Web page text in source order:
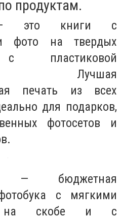
продуктам.
книги с
фото на твердых
пластиковой
Лучшая
печать из всех
для подарков,
фотосетов и
бюджетная
с мягкими
на скобе и с